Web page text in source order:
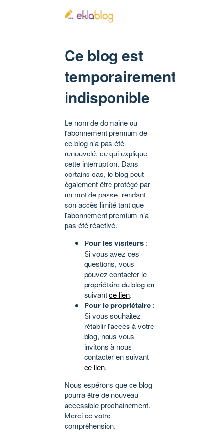
Ce blog est
temporairement
indisponible
Le nom de domaine ou
l’abonnement premium de
ce blog n’a pas été
renouvelé, ce qui explique
cette interruption. Dans
certains cas, le blog peut
également être protégé par
un mot de passe, rendant
son accès limité tant que
l’abonnement premium n’a
pas été réactivé.
Pour les visiteurs :
Si vous avez des
questions, vous
pouvez contacter le
propriétaire du blog en
suivantce lien.
Pour le propriétaire :
Si vous souhaitez
rétablir l’accès à votre
blog, nous vous
invitons à nous
contacter en suivant
ce lien.
Nous espérons que ce blog
pourra être de nouveau
accessible prochainement.
Merci de votre
compréhension.